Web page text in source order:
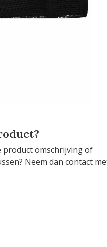
product omschrijving of
Neem dan contact